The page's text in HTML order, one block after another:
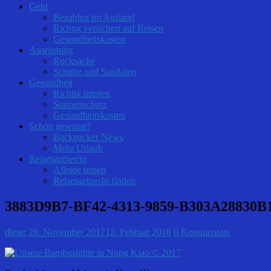
Geld
Bezahlen im Ausland
Richtig versichert auf Reisen
Gesundheitskosten
Ausrüstung
Rucksäcke
Schuhe und Sandalen
Gesundheit
Richtig impfen
Sonnenschutz
Gesundheitskosten
Schon gewusst?
Backpacker News
Mehr Urlaub
Reisepartner/in
Alleine reisen
ReisepartnerIn finden
3883D9B7-BF42-4313-9859-
dieter 28. November 201712. Februar 2018 0 Kommentare